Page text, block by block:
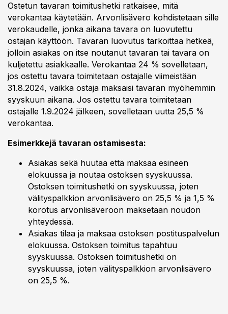
Ostetun tavaran toimitushetki ratkaisee, mitä
verokantaa käytetään. Arvonlisävero kohdistetaan sille
verokaudelle, jonka aikana tavara on luovutettu
ostajan käyttöön. Tavaran luovutus tarkoittaa hetkeä,
jolloin asiakas on itse noutanut tavaran tai tavara on
kuljetettu asiakkaalle. Verokantaa 24 % sovelletaan,
jos ostettu tavara toimitetaan ostajalle viimeistään
31.8.2024, vaikka ostaja maksaisi tavaran myöhemmin
syyskuun aikana. Jos ostettu tavara toimitetaan
ostajalle 1.9.2024 jälkeen, sovelletaan uutta 25,5 %
verokantaa.
Esimerkkejä tavaran ostamisesta:
Asiakas sekä huutaa että maksaa esineen
elokuussa ja noutaa ostoksen syyskuussa.
Ostoksen toimitushetki on syyskuussa, joten
välityspalkkion arvonlisävero on 25,5 % ja 1,5 %
korotus arvonlisäveroon maksetaan noudon
yhteydessä.
Asiakas tilaa ja maksaa ostoksen postituspalvelun
elokuussa. Ostoksen toimitus tapahtuu
syyskuussa. Ostoksen toimitushetki on
syyskuussa, joten välityspalkkion arvonlisävero
on 25,5 %.